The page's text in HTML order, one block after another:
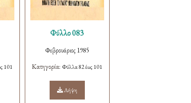
101
Φύλλο 083
Φεβρουάριος 1985
Κατηγορία: Φύλλα 82 έως 101
Λήψη